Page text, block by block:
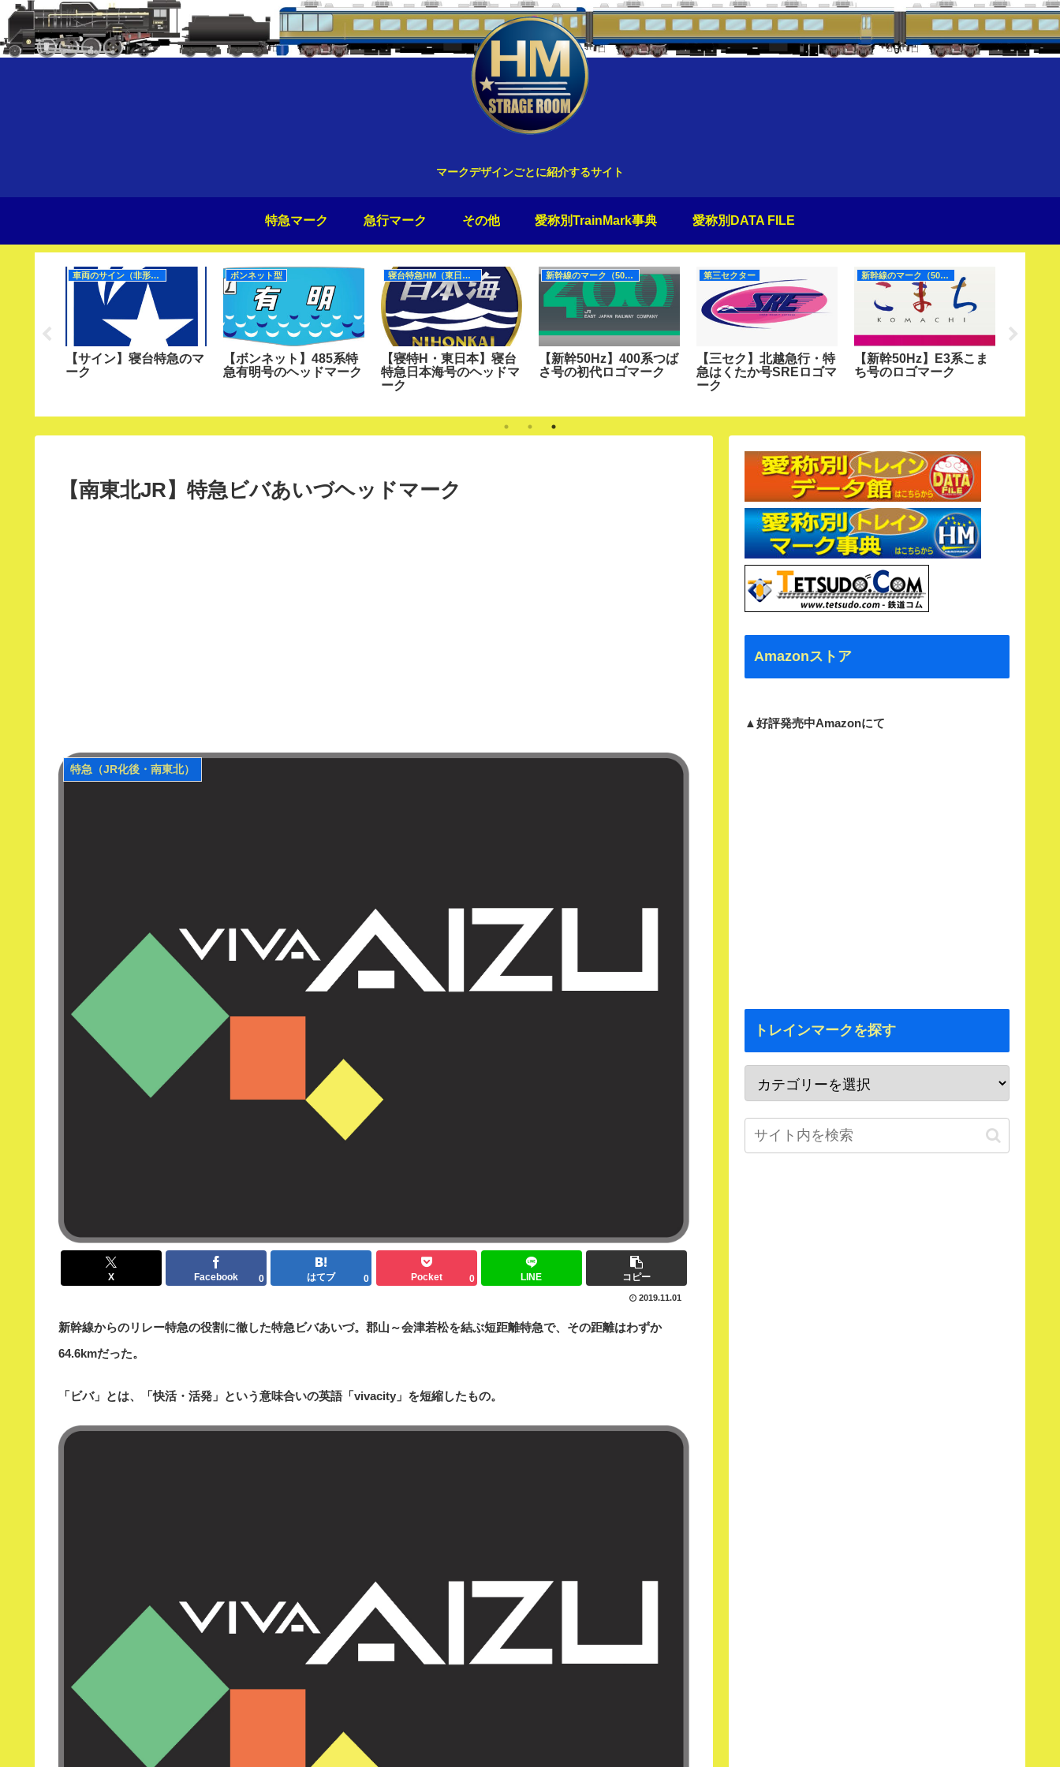
マークデザインごとに紹介するサイト
特急マーク 急行マーク その他 愛称別TrainMark事典 愛称別DATA FILE
車両のサイン（非形式）
【サイン】寝台特急のマ
ーク
ボンネット型
【ボンネット】485系特
急有明号のヘッドマーク
寝台特急HM（東日本）
【寝特H・東日本】寝台
特急日本海号のヘッドマ
ーク
新幹線のマーク（50Hz）
【新幹50Hz】400系つば
さ号の初代ロゴマーク
第三セクター
【三セク】北越急行・特
急はくたか号SREロゴマ
ーク
新幹線のマーク（50Hz）
【新幹50Hz】E3系こま
ち号のロゴマーク
【南東北JR】特急ビバあいづヘッドマーク
特急（JR化後・南東北）
X Facebook 0 はてブ 0 Pocket 0 LINE コピー
2019.11.01
新幹線からのリレー特急の役割に徹した特急ビバあいづ。郡山～会津若松を結ぶ短距離特急で、その距離はわずか
64.6kmだった。
「ビバ」とは、「快活・活発」という意味合いの英語「vivacity」を短縮したもの。
Amazonストア
▲好評発売中Amazonにて
トレインマークを探す